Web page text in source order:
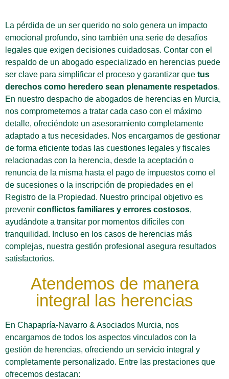
La pérdida de un ser querido no solo genera un impacto
emocional profundo, sino también una serie de desafíos
legales que exigen decisiones cuidadosas. Contar con el
respaldo de un abogado especializado en herencias puede
ser clave para simplificar el proceso y garantizar que tus
derechos como heredero sean plenamente respetados.
En nuestro despacho de abogados de herencias en Murcia,
nos comprometemos a tratar cada caso con el máximo
detalle, ofreciéndote un asesoramiento completamente
adaptado a tus necesidades. Nos encargamos de gestionar
de forma eficiente todas las cuestiones legales y fiscales
relacionadas con la herencia, desde la aceptación o
renuncia de la misma hasta el pago de impuestos como el
de sucesiones o la inscripción de propiedades en el
Registro de la Propiedad. Nuestro principal objetivo es
prevenir conflictos familiares y errores costosos,
ayudándote a transitar por momentos difíciles con
tranquilidad. Incluso en los casos de herencias más
complejas, nuestra gestión profesional asegura resultados
satisfactorios.
Atendemos de manera
integral las herencias
En Chapapría-Navarro & Asociados Murcia, nos
encargamos de todos los aspectos vinculados con la
gestión de herencias, ofreciendo un servicio integral y
completamente personalizado. Entre las prestaciones que
ofrecemos destacan: